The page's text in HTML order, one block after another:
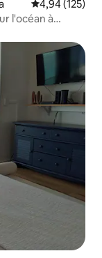
Évaluation
4,94 (125)
l'océan à